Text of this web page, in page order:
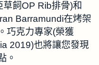
飼OP Rib排骨)和
Barramundi在烤架
巧克力專家(榮獲
2019)也將讓您發現
。